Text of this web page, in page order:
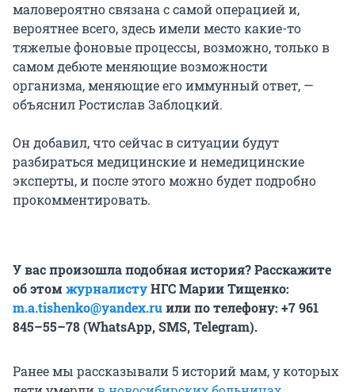
маловероятно связана с самой операцией и,
вероятнее всего, здесь имели место какие-то
тяжелые фоновые процессы, возможно, только в
самом дебюте меняющие возможности
организма, меняющие его иммунный ответ, —
объяснил Ростислав Заблоцкий.
Он добавил, что сейчас в ситуации будут
разбираться медицинские и немедицинские
эксперты, и после этого можно будет подробно
прокомментировать.
У вас произошла подобная история? Расскажите
об этомжурналистуНГС Марии Тищенко:
m.a.tishenko@yandex.ruили по телефону: +7 961
845–55–78 (WhatsApp, SMS, Telegram).
Ранее мы рассказывали 5 историй мам, у которых